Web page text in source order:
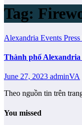
Tag:
Alexandria Events Press
Thành phố Alexandria
June 27, 2023 adminVA
Theo nguồn tin trên
You missed